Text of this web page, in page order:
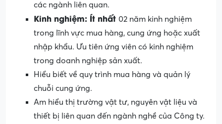
các ngành liên quan.
Kinh nghiệm: Ít nhất 02 năm kinh nghiệm
trong lĩnh vực mua hàng, cung ứng hoặc xuất
nhập khẩu. Ưu tiên ứng viên có kinh nghiệm
trong doanh nghiệp sản xuất.
Hiểu biết về quy trình mua hàng và quản lý
chuỗi cung ứng.
Am hiểu thị trường vật tư, nguyên vật liệu và
thiết bị liên quan đến ngành nghề của Công ty.